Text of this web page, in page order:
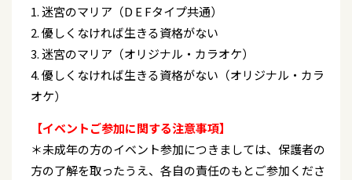
1. 迷宮のマリア（D E Fタイプ共通）
2. 優しくなければ生きる資格がない
3. 迷宮のマリア（オリジナル・カラオケ）
4. 優しくなければ生きる資格がない（オリジナル・カラ
オケ）
【イベントご参加に関する注意事項】
＊未成年の方のイベント参加につきましては、保護者の
方の了解を取ったうえ、各自の責任のもとご参加くださ